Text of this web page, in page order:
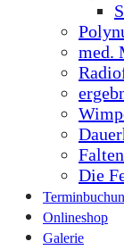
med.
Die
Onlineshop
Galerie